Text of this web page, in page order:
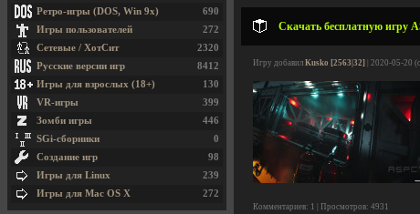
Скачать бесплатную игру
Игру добавил Kusko [2563|32] | 2020-05-20
Комментариев: 1 | Просмотров: 4931
690
Ретро-игры (DOS, Win 9x)
272
Игры пользователей
2320
Сетевые / ХотСит
8412
Русские версии игр
130
Игры для взрослых (18+)
399
VR-игры
446
Зомби игры
0
SGi-сборники
98
Создание игр
239
Игры для Linux
272
Игры для Mac OS X